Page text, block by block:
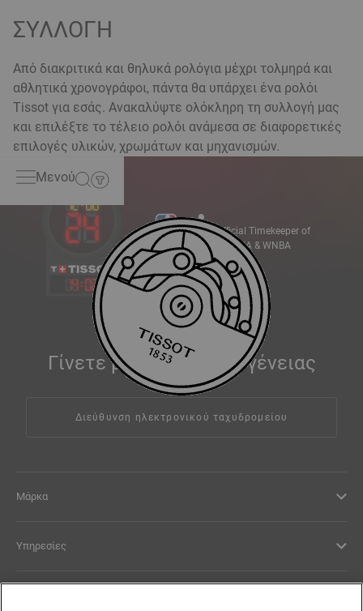
ΣΥΛΛΟΓΗ
Από διακριτικά και θηλυκά ρολόγια μέχρι τολμηρά και
αθλητικά χρονογράφοι, πάντα θα υπάρχει ένα ρολόι
Tissot για εσάς. Ανακαλύψτε ολόκληρη τη συλλογή μας
και επιλέξτε το τέλειο ρολόι ανάμεσα σε διαφορετικές
επιλογές υλικών, χρωμάτων και μηχανισμών.
Μενού
14:02
Official Timekeeper of
the NBA & WNBA
Γίνετε μέλος της οικογένειας
Tissot
Διεύθυνση ηλεκτρονικού ταχυδρομείου
Μάρκα
Υπηρεσίες